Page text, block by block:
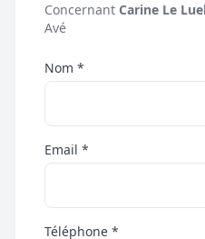
Concernant Carine Le
Avé
Nom *
Email *
Téléphone *